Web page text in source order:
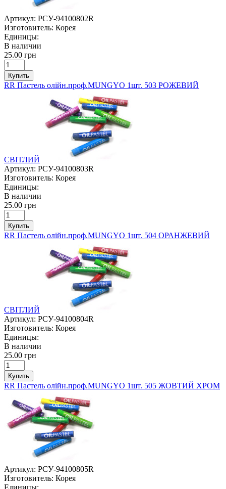
Артикул: РСУ-94100802R
Изготовитель: Корея
Единицы:
В наличии
25.00 грн
Купить
RR Пастель олійн.проф.MUNGYO 1шт. 503 РОЖЕВИЙ
СВІТЛИЙ
Артикул: РСУ-94100803R
Изготовитель: Корея
Единицы:
В наличии
25.00 грн
Купить
RR Пастель олійн.проф.MUNGYO 1шт. 504 ОРАНЖЕВИЙ
СВІТЛИЙ
Артикул: РСУ-94100804R
Изготовитель: Корея
Единицы:
В наличии
25.00 грн
Купить
RR Пастель олійн.проф.MUNGYO 1шт. 505 ЖОВТИЙ ХРОМ
Артикул: РСУ-94100805R
Изготовитель: Корея
Единицы: